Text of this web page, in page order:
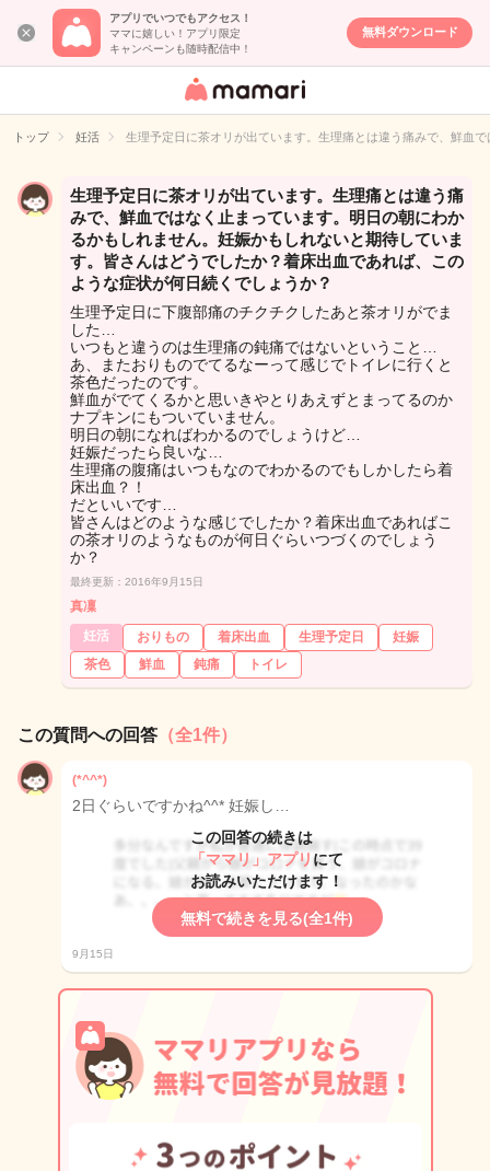
アプリでいつでもアクセス！
ママに嬉しい！アプリ限定
キャンペーンも随時配信中！
無料ダウンロード
女性専用匿名QA
イト
トップ 妊活 生理予定日に茶オリが出ています。生理痛とは違う痛みで、鮮血
生理予定日に茶オリが出ています。生理痛とは違う痛
みで、鮮血ではなく止まっています。明日の朝にわか
るかもしれません。妊娠かもしれないと期待していま
す。皆さんはどうでしたか？着床出血であれば、この
ような症状が何日続くでしょうか？
生理予定日に下腹部痛のチクチクしたあと茶オリがでま
した…
いつもと違うのは生理痛の鈍痛ではないということ…
あ、またおりものでてるなーって感じでトイレに行くと
茶色だったのです。
鮮血がでてくるかと思いきやとりあえずとまってるのか
ナプキンにもついていません。
明日の朝になればわかるのでしょうけど…
妊娠だったら良いな…
生理痛の腹痛はいつもなのでわかるのでもしかしたら着
床出血？！
だといいです…
皆さんはどのような感じでしたか？着床出血であればこ
の茶オリのようなものが何日ぐらいつづくのでしょう
か？
最終更新：2016年9月15日
真凜
妊活
おりもの 着床出血 生理予定日
妊娠
茶色
鮮血 鈍痛 トイレ
この質問への回答 （全1件）
(*^^*)
2日ぐらいですかね^^* 妊娠し…
この回答の続きは
「ママリ」アプリ にて
お読みいただけます！
無料で続きを見る(全1件)
9月15日